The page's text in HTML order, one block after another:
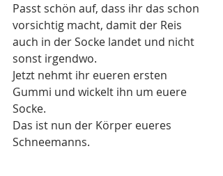
Passt schön auf, dass ihr das schon
vorsichtig macht, damit der Reis
auch in der Socke landet und nicht
sonst irgendwo.
Jetzt nehmt ihr eueren ersten
Gummi und wickelt ihn um euere
Socke.
Das ist nun der Körper eueres
Schneemanns.